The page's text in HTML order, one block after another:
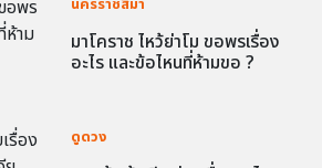
มาโคราช ไหว้ย่าโม ขอพรเรื่อง
อะไร และข้อไหนที่ห้ามขอ ?
ดูดวง